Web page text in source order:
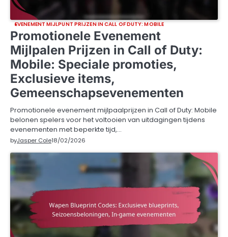
EVENEMENT MIJLPUNT PRIJZEN IN CALL OF DUTY: MOBILE
Promotionele Evenement
Mijlpalen Prijzen in Call of Duty:
Mobile: Speciale promoties,
Exclusieve items,
Gemeenschapsevenementen
Promotionele evenement mijlpaalprijzen in Call of Duty: Mobile
belonen spelers voor het voltooien van uitdagingen tijdens
evenementen met beperkte tijd,…
byJasper Cole18/02/2026